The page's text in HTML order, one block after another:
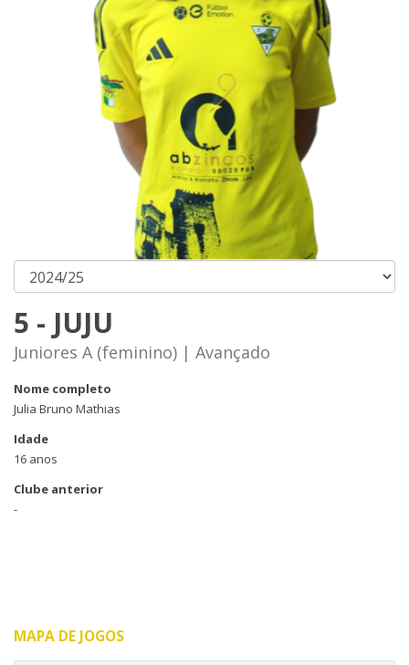
5 - JUJU
Juniores A (feminino) | Avançado
Nome completo
Julia Bruno Mathias
Idade
16 anos
Clube anterior
-
MAPA DE JOGOS